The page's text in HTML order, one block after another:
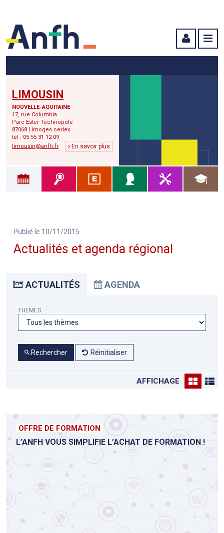
LIMOUSIN
NOUVELLE-AQUITAINE
17, rue Columbia
Parc Ester Technopole
87068 Limoges cedex
tél : 05 55 31 12 09
limousin@anfh.fr
En savoir plus
Publié le 10/11/2015
Actualités et agenda régional
ACTUALITÉS AGENDA
THEMES
Rechercher Réinitialiser
AFFICHAGE
OFFRE DE FORMATION
L’ANFH VOUS SIMPLIFIE L’ACHAT DE FORMATION !